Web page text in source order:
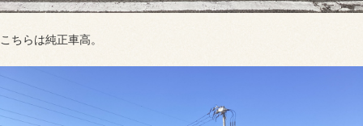
こちらは純正車高。